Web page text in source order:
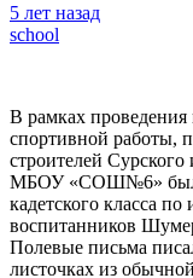
5 лет назад
school
В рамках
спортивной работы,
строителей
МБОУ «СОШ№6» был
кадетского класса
воспитанников
Полевые письма
листочках из